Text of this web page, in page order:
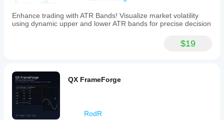
Enhance trading with ATR Bands! Visualize market volatility
using dynamic upper and lower ATR bands for precise decision
$19
QX FrameForge
RodR